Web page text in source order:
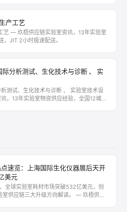
产工艺
艺 — 玖梧供应链实验室资讯，13年实验室
，JIT 2小时极速配送。
分析测试、生化技术与诊断 、 实
测试、生化技术与诊断 、 实验室技术设
，13年实验室物资供应经验，全国12城仓
速览：上海国际生化仪器展后天开
美元
全球实验室耗材市场突破532亿美元，创
供应链三大升级方向解读。 — 玖梧供应